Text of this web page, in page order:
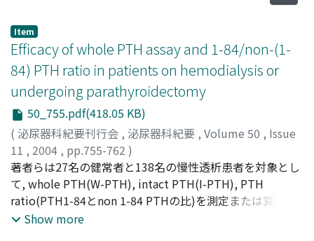
Item
Efficacy of whole PTH assay and 1-84/non-(1-
84) PTH ratio in patients on hemodialysis or
undergoing parathyroidectomy
50_755.pdf(418.05 KB)
( 泌尿器科紀要刊行会 , 泌尿器科紀要 , Volume 50 , Issue
11 , 2004 , pp.755-762 )
Kato, Yuji;Yamaguchi, Satoshi;Yachiku, Sunao;
Fujisawa, Makoto;Kawakami, Norihiro;加藤, 祐司
聡;八竹, 直;藤澤, 真; 川上, 憲裕
著者らは27名の健常者と138名の慢性透析患者を対象とし
て, whole PTH(W-PTH), intact PTH(I-PTH), PTH
ratio(PTH1-84とnon 1-84 PTHの比)を測定または算出し,
骨型ALP(BAP)やインタクトオステオカルシン(BGP-I)など
Show more